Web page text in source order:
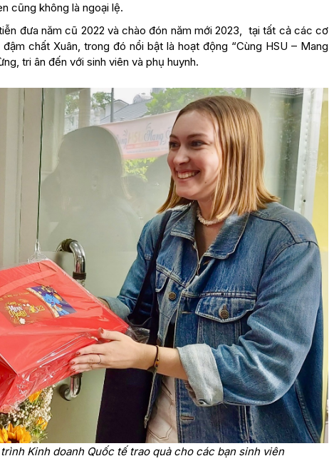
cũng không là ngoại lệ.
đưa năm cũ 2022 và chào đón năm mới 2023, tại tất cả các cơ
chất Xuân, trong đó nổi bật là hoạt động “Cùng HSU – Mang
tri ân đến với sinh viên và phụ huynh.
Kinh doanh Quốc tế trao quà cho các bạn sinh viên